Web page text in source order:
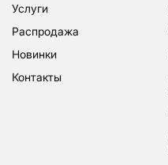
услуги
распродажа
новинки
контакты